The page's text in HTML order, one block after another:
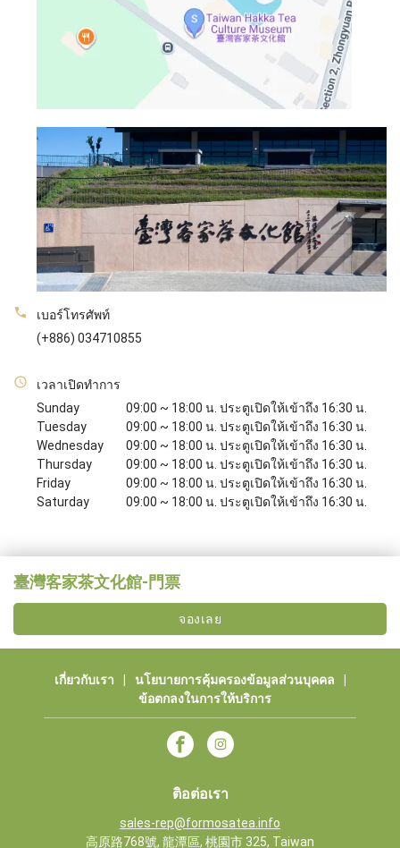
เบอร์โทรศัพท์
(+886) 034710855
เวลาเปิดทำการ
Sunday
09:00 ~ 18:00 น. ประตูเปิดให้เข้าถึง 16:30 น.
Tuesday
09:00 ~ 18:00 น. ประตูเปิดให้เข้าถึง 16:30 น.
Wednesday
09:00 ~ 18:00 น. ประตูเปิดให้เข้าถึง 16:30 น.
Thursday
09:00 ~ 18:00 น. ประตูเปิดให้เข้าถึง 16:30 น.
Friday
09:00 ~ 18:00 น. ประตูเปิดให้เข้าถึง 16:30 น.
Saturday
09:00 ~ 18:00 น. ประตูเปิดให้เข้าถึง 16:30 น.
臺灣客家茶文化館-門票
จองเลย
เกี่ยวกับเรา นโยบายการคุ้มครองข้อมูลส่วนบุคคล
ข้อตกลงในการให้บริการ
ติอต่อเรา
sales-rep@formosatea.info
高原路768號, 龍潭區, 桃園市 325, Taiwan